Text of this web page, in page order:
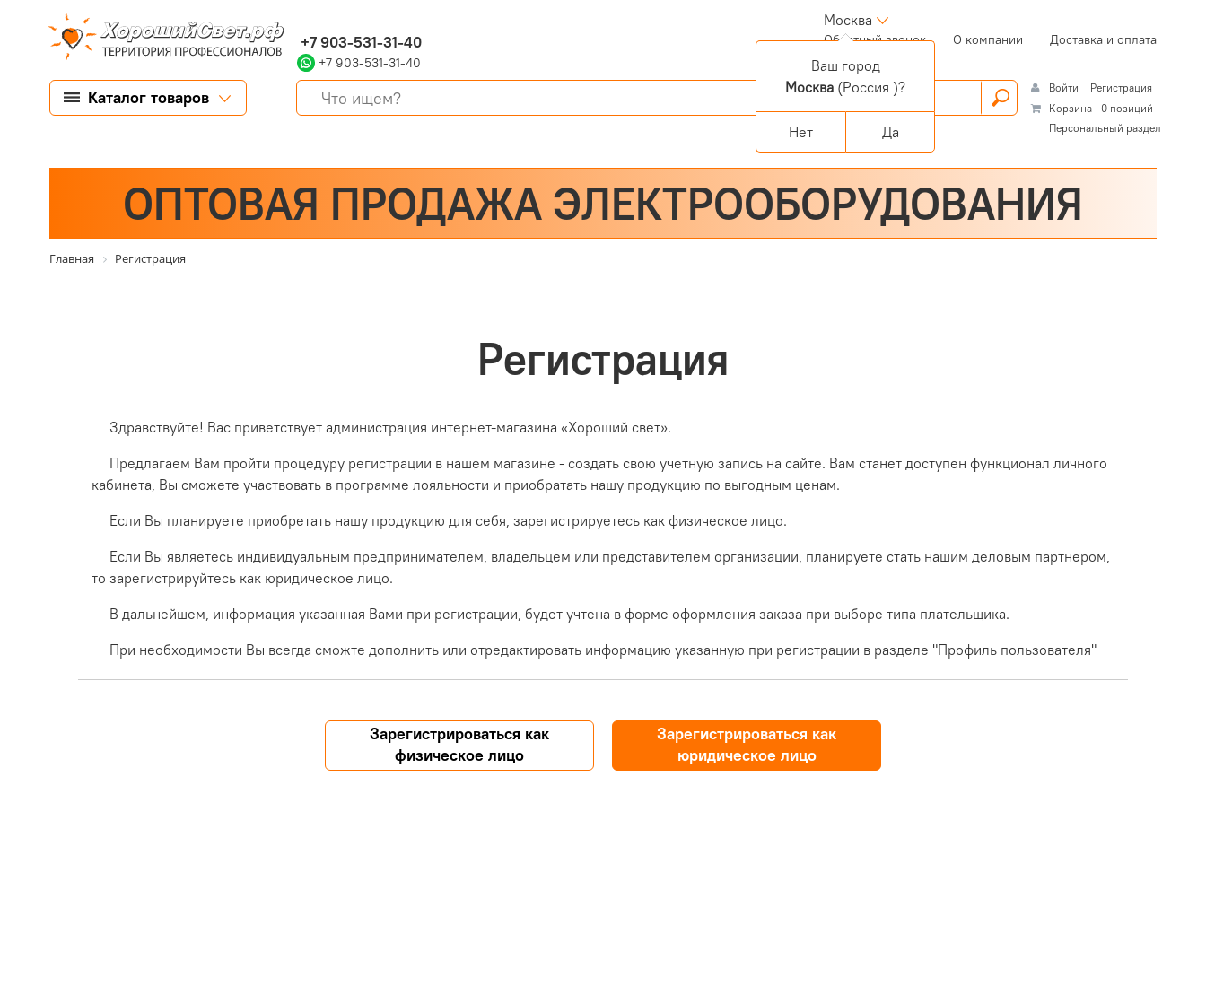
+7 903-531-31-40
+7 903-531-31-40
Москва
Обратный звонок(current)О компании Доставка и оплата
Каталог товаров Войти
Регистрация
Корзина
0 позиций
Персональный раздел
ОПТОВАЯ ПРОДАЖА ЭЛЕКТРООБОРУДОВАНИЯ
Главная Регистрация
Регистрация
Здравствуйте! Вас приветствует администрация интернет-магазина «Хороший свет».
Предлагаем Вам пройти процедуру регистрации в нашем магазине - создать свою учетную запись на сайте. Вам станет доступен функционал личного
кабинета, Вы сможете участвовать в программе лояльности и приобратать нашу продукцию по выгодным ценам.
Если Вы планируете приобретать нашу продукцию для себя, зарегистрируетесь как физическое лицо.
Если Вы являетесь индивидуальным предпринимателем, владельцем или представителем организации, планируете стать нашим деловым партнером,
то зарегистрируйтесь как юридическое лицо.
В дальнейшем, информация указанная Вами при регистрации, будет учтена в форме оформления заказа при выборе типа плательщика.
При необходимости Вы всегда сможте дополнить или отредактировать информацию указанную при регистрации в разделе "Профиль пользователя"
Зарегистрироваться как
физическое лицо
Зарегистрироваться как
юридическое лицо
Ваш город
Москва (Россия )?
Нет Да